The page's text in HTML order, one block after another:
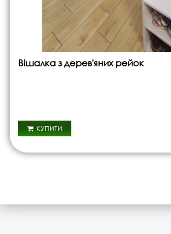
Вішалка з дерев'яних рейок
КУПИТИ